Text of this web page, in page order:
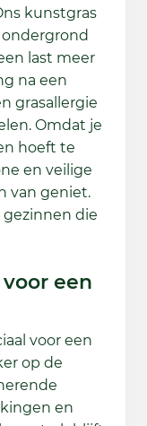
kunstgras
last meer
na een
grasallergie
Omdat je
hoeft te
en veilige
van geniet.
gezinnen die
een
voor een
op de
en